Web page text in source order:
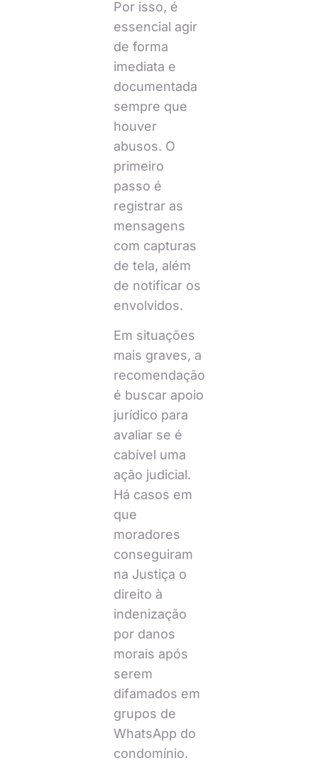
Por isso, é
essencial agir
de forma
imediata e
documentada
sempre que
houver
abusos. O
primeiro
passo é
registrar as
mensagens
com capturas
de tela, além
de notificar os
envolvidos.
Em situações
mais graves, a
recomendação
é buscar apoio
jurídico para
avaliar se é
cabível uma
ação judicial.
Há casos em
que
moradores
conseguiram
na Justiça o
direito à
indenização
por danos
morais após
serem
difamados em
grupos de
WhatsApp do
condomínio.